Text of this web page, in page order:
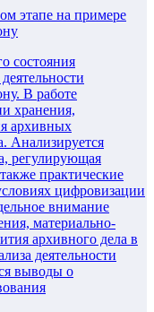
этапе на примере
состояния
В работе
хранения,
архивных
Анализируется
регулирующая
практические
цифровизации
внимание
материально-
архивного дела в
деятельности
выводы о